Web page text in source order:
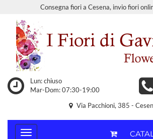
Consegna fiori a Cesena, invio fiori
Lun: chiuso
Mar-Dom: 07:30-19:00
Via Pacchioni, 385 -